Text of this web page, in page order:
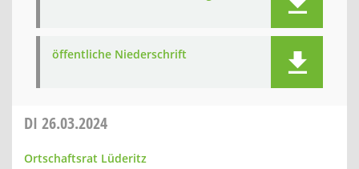
öffentliche Niederschrift
DI 26.03.2024
Ortschaftsrat Lüderitz